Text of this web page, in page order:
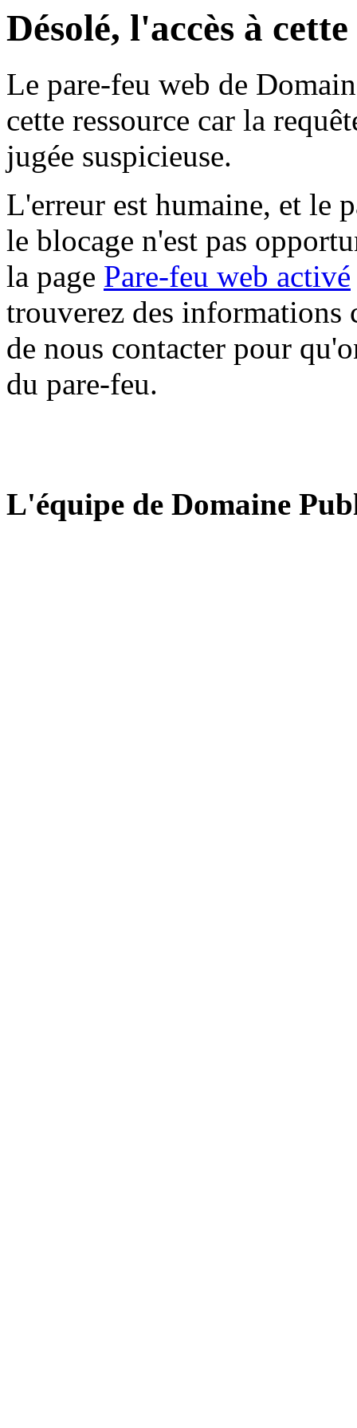
Désolé, l'accès à
Le pare-feu web de
cette ressource car la
jugée suspicieuse.
L'erreur est humaine, et le
le blocage n'est pas
la page Pare-feu web activé
trouverez des informations
de nous contacter pour
du pare-feu.
L'équipe de Domaine